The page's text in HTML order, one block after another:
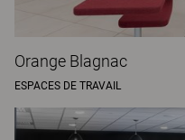
Orange Blagnac
ESPACES DE TRAVAIL